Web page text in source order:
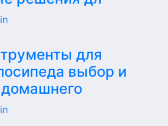
для
выбор и